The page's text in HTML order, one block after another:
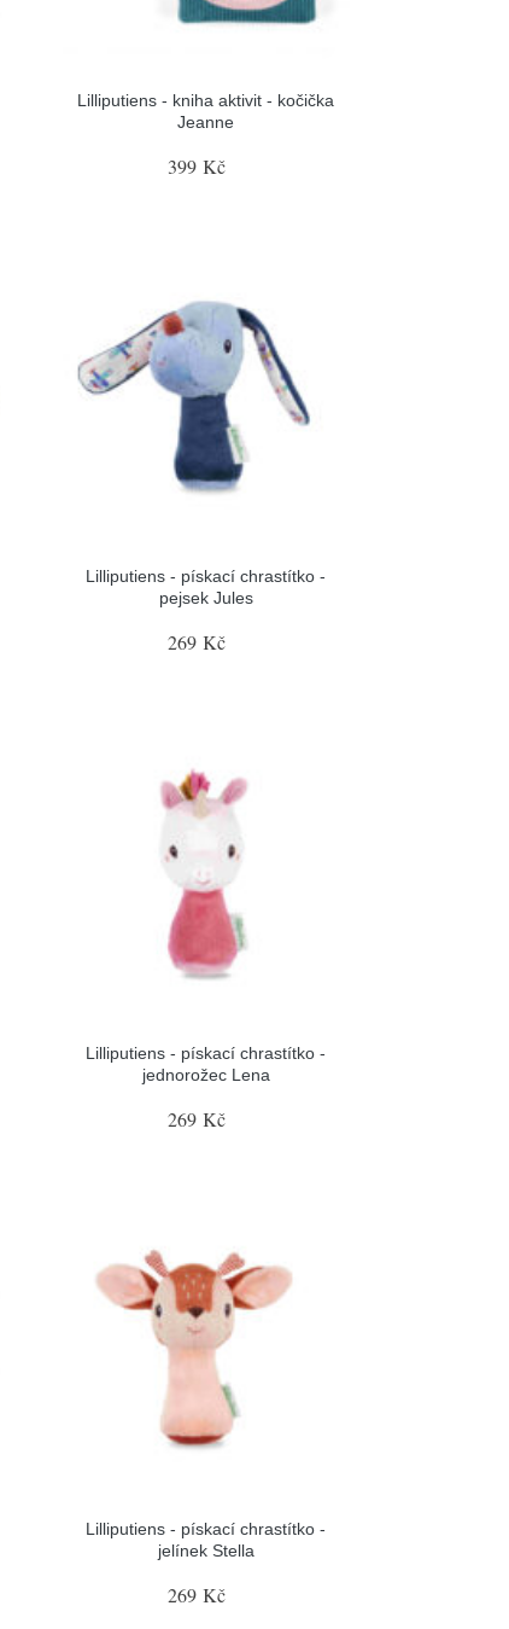
Lilliputiens - kniha aktivit - kočička
Jeanne
399 Kč
Lilliputiens - pískací chrastítko -
pejsek Jules
269 Kč
Lilliputiens - pískací chrastítko -
jednorožec Lena
269 Kč
Lilliputiens - pískací chrastítko -
jelínek Stella
269 Kč